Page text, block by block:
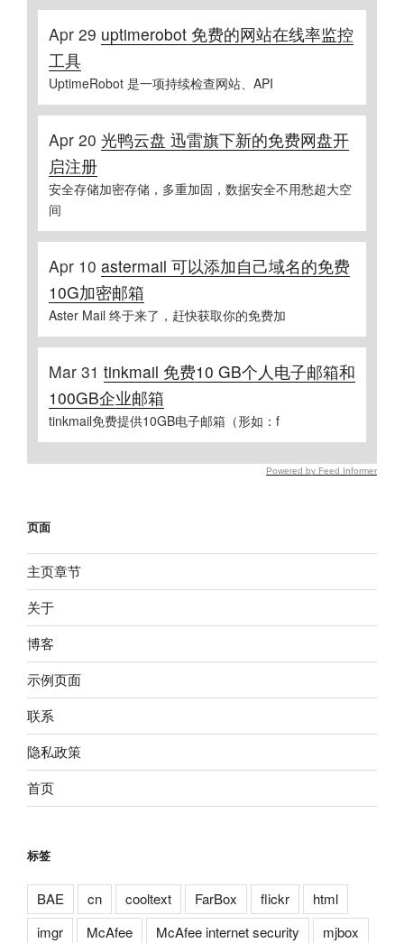
Apr 29 uptimerobot 免费的网站在线率监控
工具
UptimeRobot 是一项持续检查网站、API
Apr 20 光鸭云盘 迅雷旗下新的免费网盘开
启注册
安全存储加密存储，多重加固，数据安全不用愁超大空
间
Apr 10 astermail 可以添加自己域名的免费
10G加密邮箱
Aster Mail 终于来了，赶快获取你的免费加
Mar 31 tinkmail 免费10 GB个人电子邮箱和
100GB企业邮箱
tinkmail免费提供10GB电子邮箱（形如：f
Powered by Feed Informer
页面
主页章节
关于
博客
示例页面
联系
隐私政策
首页
标签
BAE cn cooltext FarBox flickr
html
imgr
McAfee McAfee internet security
mjbox